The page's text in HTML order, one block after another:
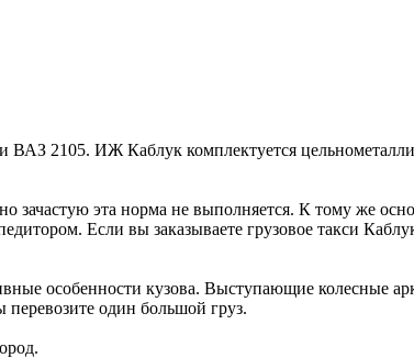
2105. ИЖ Каблук комплектуется
зачастую эта норма не выполняется. К тому же
Если вы заказываете грузовое такси
особенности кузова. Выступающие колесные
один большой груз.